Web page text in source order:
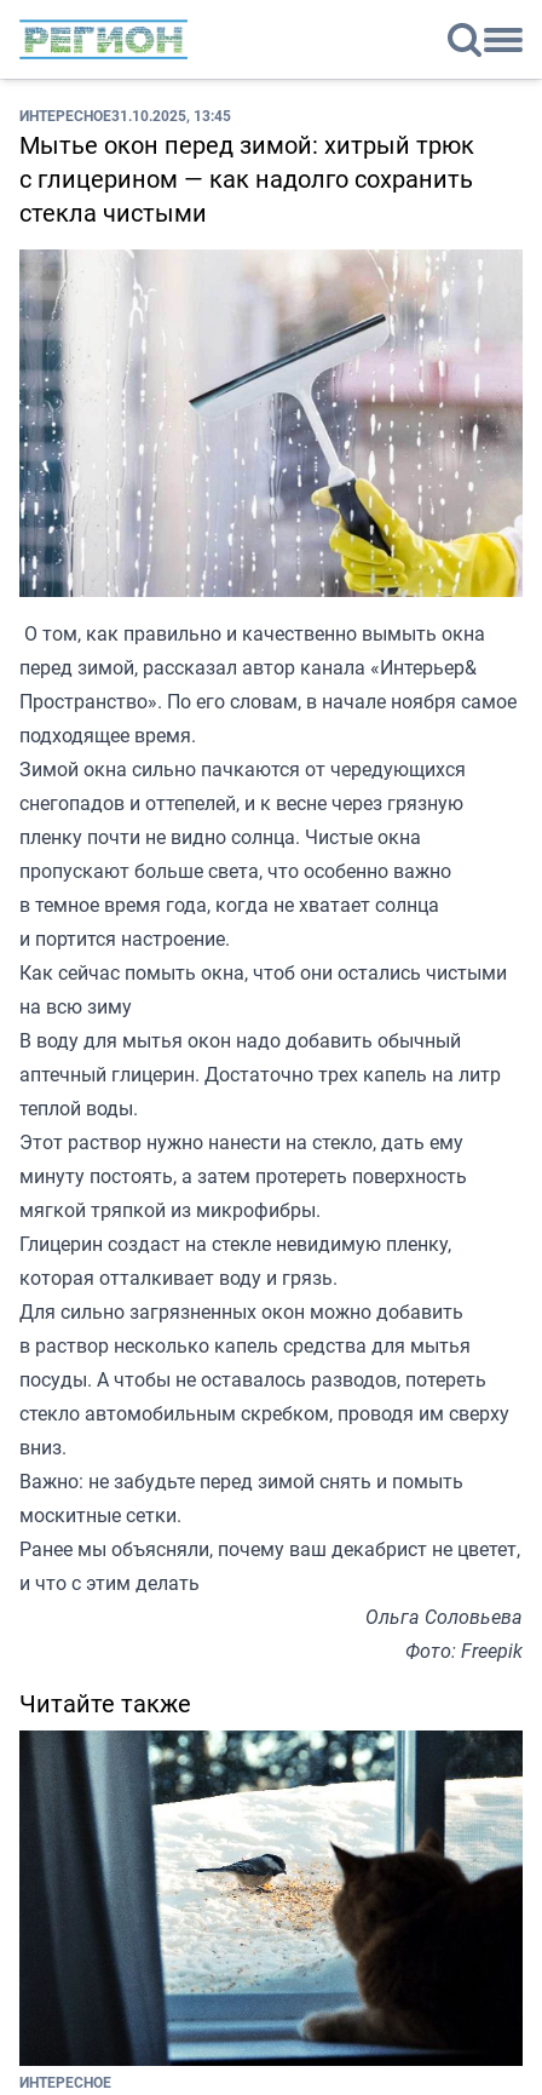
ИНТЕРЕСНОЕ31.10.2025, 13:45
Мытье окон перед зимой: хитрый трюк
с глицерином — как надолго сохранить
стекла чистыми
О том, как правильно и качественно вымыть окна
перед зимой, рассказал автор канала «Интерьер&
Пространство». По его словам, в начале ноября самое
подходящее время.
Зимой окна сильно пачкаются от чередующихся
снегопадов и оттепелей, и к весне через грязную
пленку почти не видно солнца. Чистые окна
пропускают больше света, что особенно важно
в темное время года, когда не хватает солнца
и портится настроение.
Как сейчас помыть окна, чтоб они остались чистыми
на всю зиму
В воду для мытья окон надо добавить обычный
аптечный глицерин. Достаточно трех капель на литр
теплой воды.
Этот раствор нужно нанести на стекло, дать ему
минуту постоять, а затем протереть поверхность
мягкой тряпкой из микрофибры.
Глицерин создаст на стекле невидимую пленку,
которая отталкивает воду и грязь.
Для сильно загрязненных окон можно добавить
в раствор несколько капель средства для мытья
посуды. А чтобы не оставалось разводов, потереть
стекло автомобильным скребком, проводя им сверху
вниз.
Важно: не забудьте перед зимой снять и помыть
москитные сетки.
Ранее мы объясняли, почему ваш декабрист не цветет,
и что с этим делать
Ольга Соловьева
Фото: Freepik
Читайте также
ИНТЕРЕСНОЕ